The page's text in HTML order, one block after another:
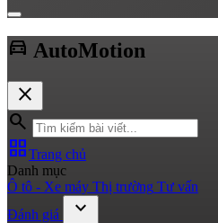
directions_car AutoMotion
close
search
grid_viewTrang chủ
Danh mục
Ô tô - Xe máy Thị trường Tư vấn
Đánh giá
expand_more